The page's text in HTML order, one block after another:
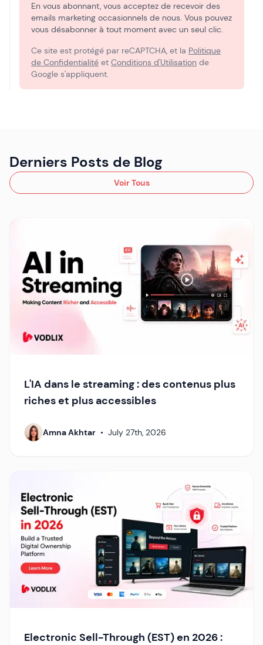
En vous abonnant, vous acceptez de recevoir des
emails marketing occasionnels de nous. Vous pouvez
vous désabonner à tout moment avec un seul clic.
Ce site est protégé par reCAPTCHA, et la Politique
de Confidentialité et Conditions d'Utilisation de
Google s'appliquent.
Derniers Posts de Blog
Voir Tous
L'IA dans le streaming : des contenus plus
riches et plus accessibles
Amna Akhtar • July 27th, 2026
Electronic Sell-Through (EST) en 2026 :